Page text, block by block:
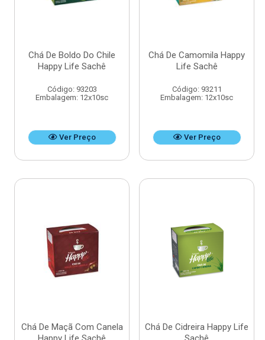
Chá De Boldo Do Chile
Happy Life Sachê
Código: 93203
Embalagem: 12x10sc
Ver Preço
Chá De Camomila Happy
Life Sachê
Código: 93211
Embalagem: 12x10sc
Ver Preço
Chá De Maçã Com Canela
Chá De Cidreira Happy Life